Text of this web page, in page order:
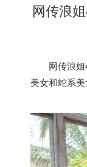
网传浪
网传浪
美女和蛇系